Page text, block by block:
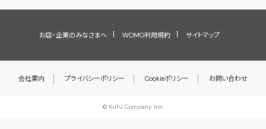
お店・企業のみなさまへ WOMO利用規約 サイトマップ
会社案内 プライバシーポリシー Cookieポリシー お問い合わせ
© Kufu Company Inc.